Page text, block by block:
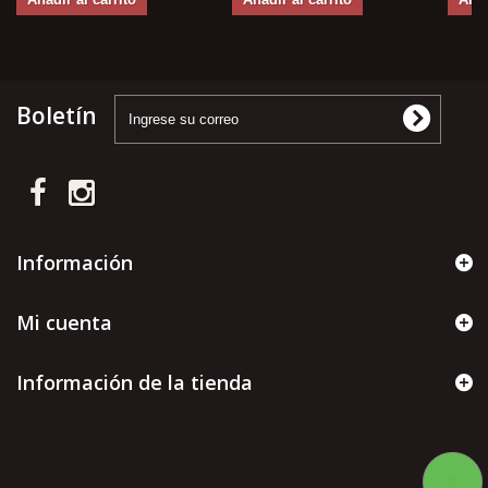
Boletín
Información
Mi cuenta
Información de la tienda